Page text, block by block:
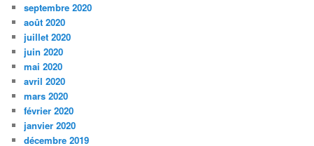
septembre 2020
août 2020
juillet 2020
juin 2020
mai 2020
avril 2020
mars 2020
février 2020
janvier 2020
décembre 2019